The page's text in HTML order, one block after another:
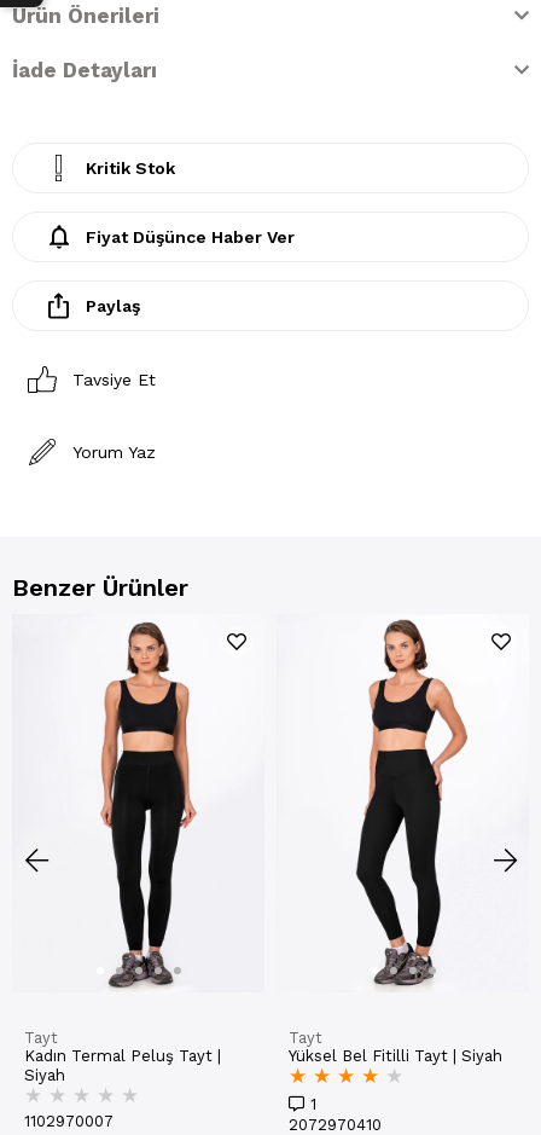
Ürün Önerileri
İade Detayları
Kritik Stok
Fiyat Düşünce Haber Ver
Paylaş
Tavsiye Et
Yorum Yaz
Benzer Ürünler
Tayt
Kadın Termal Peluş Tayt |
Siyah
★ ★ ★ ★ ★
1102970007
Tayt
Yüksel Bel Fitilli Tayt | Siyah
★ ★ ★ ★ ★
1
2072970410